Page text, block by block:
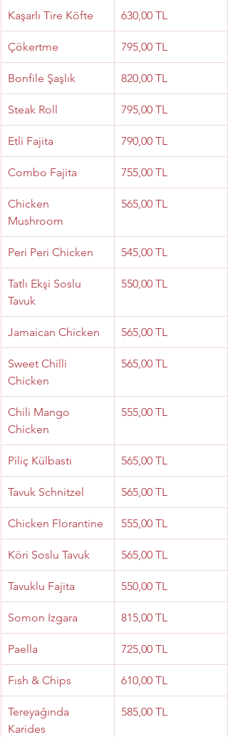
Kaşarlı Tire Köfte 630,00 TL
Çökertme 795,00 TL
Bonfile Şaşlık 820,00 TL
Steak Roll 795,00 TL
Etli Fajita 790,00 TL
Combo Fajita 755,00 TL
Chicken
Mushroom
565,00 TL
Peri Peri Chicken 545,00 TL
Tatlı Ekşi Soslu
Tavuk
550,00 TL
Jamaican Chicken 565,00 TL
Sweet Chilli
Chicken
565,00 TL
Chili Mango
Chicken
555,00 TL
Piliç Külbastı 565,00 TL
Tavuk Schnitzel 565,00 TL
Chicken Florantine 555,00 TL
Köri Soslu Tavuk 565,00 TL
Tavuklu Fajita 550,00 TL
Somon Izgara 815,00 TL
Paella 725,00 TL
Fısh & Chips 610,00 TL
Tereyağında
Karides
585,00 TL